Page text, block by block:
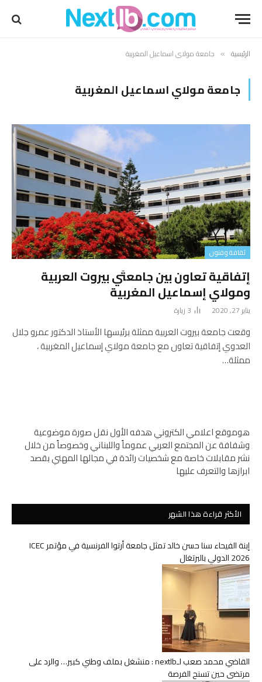
الرئيسية » جامعة مولاي اسماعيل المغربية
جامعة مولاي اسماعيل المغربية
ثقافة وفنون
إتفاقية تعاون بين جامعتَي بيروت العربية
ومولاي إسماعيل المغربية
يناير 27, 2020 3 زيارة
وقعت جامعة بيروت العربية ممثلة برئيسها الأستاذ الدكتور عمرو جلال
العدوي إتفاقية تعاون مع جامعة مولاي إسماعيل المغربية ،
ممثلة…
هوموقع اعلامي الكتروني هدفه الأول نقل صورة موضوعية
وشفافة عن المجتمع العربي عموماً واللبناني وخصوصاً من خلال
نشر مقابلات خاصة مع شخصيات رائدة في مجالها المهني بقصد
ابرازها والتعرف عليها
الأكثر قراءة هذا الشهر
إبنة الفيحاء سنا حسن خالد تمثل جامعة أرتوا الفرنسية في مؤتمر ICEC
2026 الدولي بالبرتغال
القاضي محمد صعب لـnextlb : منشغل بملف وطني كبير… والرد على
مرتضى حين تسنح الفرصة